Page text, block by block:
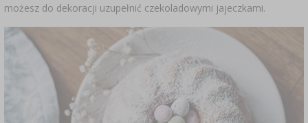
AROMATYZACJA ›
LITERATURA
BADANIA WINA
możesz do dekoracji uzupełnić czekoladowymi jajeczkami.